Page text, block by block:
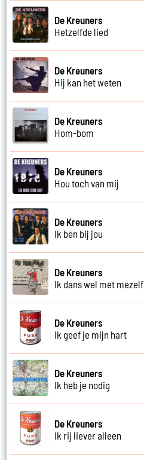
De Kreuners
Hetzelfde lied
De Kreuners
Hij kan het weten
De Kreuners
Hom-bom
De Kreuners
Hou toch van mij
De Kreuners
Ik ben bij jou
De Kreuners
Ik dans wel met mezelf
De Kreuners
Ik geef je mijn hart
De Kreuners
Ik heb je nodig
De Kreuners
Ik rij liever alleen